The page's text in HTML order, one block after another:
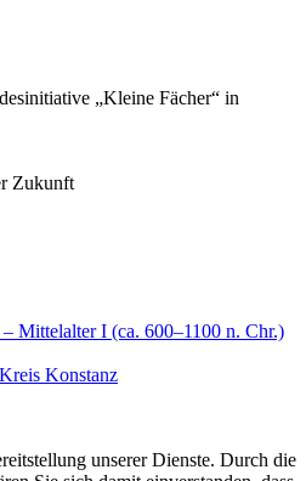
„Kleine Fächer“ in
Zukunft
Mittelalter I (ca. 600–1100 n. Chr.)
Konstanz
unserer Dienste. Durch die